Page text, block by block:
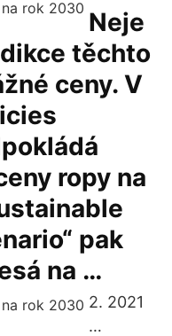
Neje
těchto
ceny. V
ropy na
pak
na …
2. 2021
…